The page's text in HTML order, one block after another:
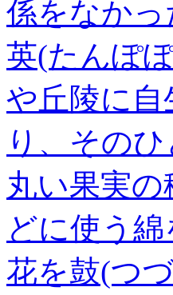
係をなか
英(たんぽ
や丘陵に
り、その
丸い果実
どに使う
花を鼓(つ